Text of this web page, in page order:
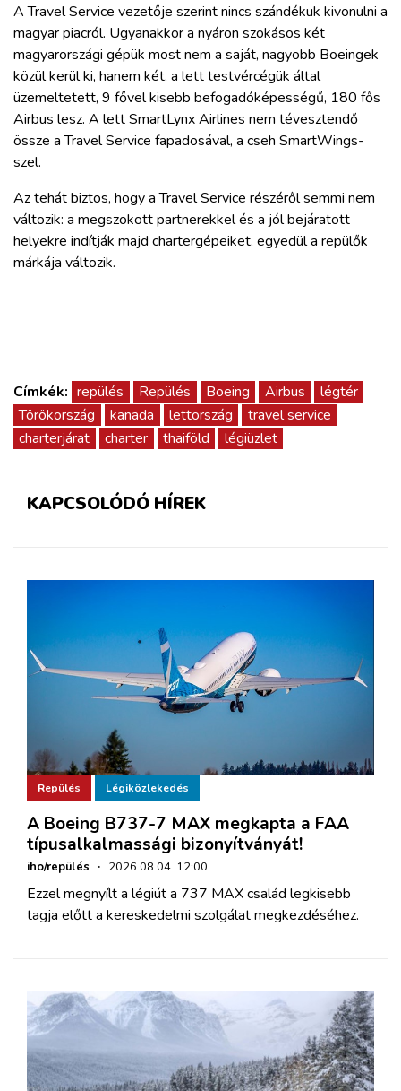
REGISZTRÁCIÓ
A Travel Service vezetője szerint nincs szándékuk kivonulni a
magyar piacról. Ugyanakkor a nyáron szokásos két
magyarországi gépük most nem a saját, nagyobb Boeingek
közül kerül ki, hanem két, a lett testvércégük által
üzemeltetett, 9 fővel kisebb befogadóképességű, 180 fős
Airbus lesz. A lett SmartLynx Airlines nem tévesztendő
össze a Travel Service fapadosával, a cseh SmartWings-
szel.
Az tehát biztos, hogy a Travel Service részéről semmi nem
változik: a megszokott partnerekkel és a jól bejáratott
helyekre indítják majd chartergépeiket, egyedül a repülők
márkája változik.
Címkék: repülés Repülés Boeing Airbus
légtér
Törökország
kanada lettország
travel service
charterjárat
charter thaiföld légiüzlet
KAPCSOLÓDÓ HÍREK
Repülés Légiközlekedés
A Boeing B737-7 MAX megkapta a FAA
típusalkalmassági bizonyítványát!
iho/repülés · 2026.08.04. 12:00
Ezzel megnyílt a légiút a 737 MAX család legkisebb
tagja előtt a kereskedelmi szolgálat megkezdéséhez.